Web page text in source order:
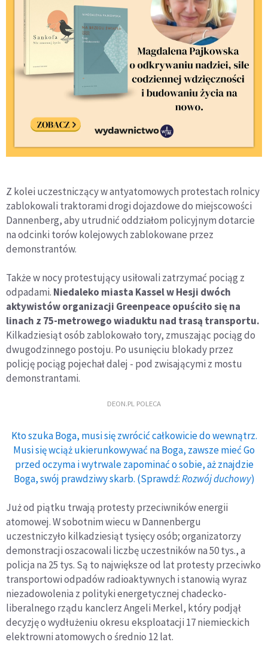
Z kolei uczestniczący w antyatomowych protestach rolnicy
zablokowali traktorami drogi dojazdowe do miejscowości
Dannenberg, aby utrudnić oddziałom policyjnym dotarcie
na odcinki torów kolejowych zablokowane przez
demonstrantów.
Także w nocy protestujący usiłowali zatrzymać pociąg z
odpadami. Niedaleko miasta Kassel w Hesji dwóch
aktywistów organizacji Greenpeace opuściło się na
linach z 75-metrowego wiaduktu nad trasą transportu.
Kilkadziesiąt osób zablokowało tory, zmuszając pociąg do
dwugodzinnego postoju. Po usunięciu blokady przez
policję pociąg pojechał dalej - pod zwisającymi z mostu
demonstrantami.
DEON.PL POLECA
Kto szuka Boga, musi się zwrócić całkowicie do wewnątrz.
Musi się wciąż ukierunkowywać na Boga, zawsze mieć Go
przed oczyma i wytrwale zapominać o sobie, aż znajdzie
Boga, swój prawdziwy skarb. (Sprawdź:Rozwój duchowy)
Już od piątku trwają protesty przeciwników energii
atomowej. W sobotnim wiecu w Dannenbergu
uczestniczyło kilkadziesiąt tysięcy osób; organizatorzy
demonstracji oszacowali liczbę uczestników na 50 tys., a
policja na 25 tys. Są to największe od lat protesty przeciwko
transportowi odpadów radioaktywnych i stanowią wyraz
niezadowolenia z polityki energetycznej chadecko-
liberalnego rządu kanclerz Angeli Merkel, który podjął
decyzję o wydłużeniu okresu eksploatacji 17 niemieckich
elektrowni atomowych o średnio 12 lat.